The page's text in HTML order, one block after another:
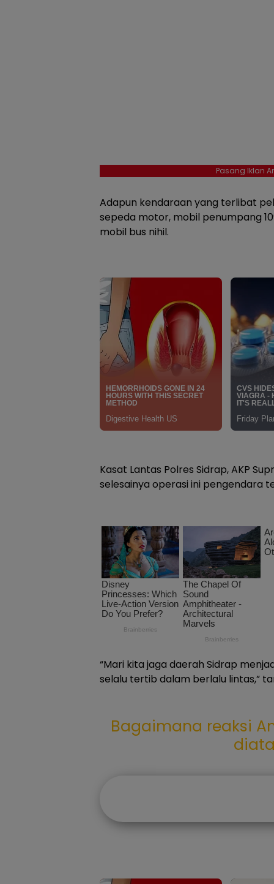
Pasang Iklan
Adapun kendaraan yang terlibat
sepeda motor, mobil penumpang
mobil bus nihil.
Kasat Lantas Polres Sidrap, AKP
selesainya operasi ini pengendara
“Mari kita jaga daerah Sidrap
selalu tertib dalam berlalu lintas,”
Bagaimana reaksi